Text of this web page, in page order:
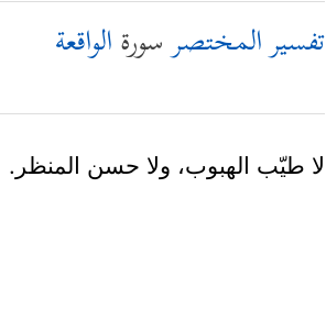
تفسير المختصرسورةالواقعة
لا طيّب الهبوب، ولا حسن المنظر.